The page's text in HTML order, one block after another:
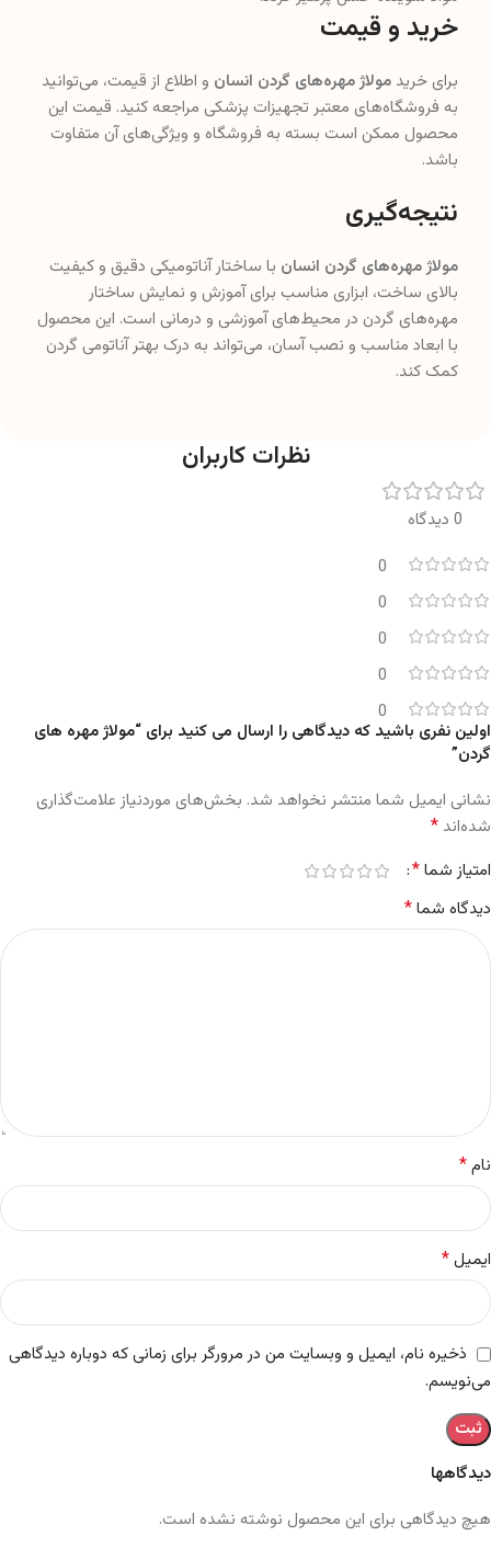
خرید و قیمت
برای خرید مولاژ مهره‌های گردن انسان و اطلاع از قیمت، می‌توانید
به فروشگاه‌های معتبر تجهیزات پزشکی مراجعه کنید. قیمت این
محصول ممکن است بسته به فروشگاه و ویژگی‌های آن متفاوت
باشد.
نتیجه‌گیری
مولاژ مهره‌های گردن انسان با ساختار آناتومیکی دقیق و کیفیت
بالای ساخت، ابزاری مناسب برای آموزش و نمایش ساختار
مهره‌های گردن در محیط‌های آموزشی و درمانی است. این محصول
با ابعاد مناسب و نصب آسان، می‌تواند به درک بهتر آناتومی گردن
کمک کند.
نظرات کاربران
0 دیدگاه
0
0
0
0
0
دیدگاهها
هیچ دیدگاهی برای این محصول نوشته نشده است.
اولین نفری باشید که دیدگاهی را ارسال می کنید برای “مولاژ مهره های
گردن”
نشانی ایمیل شما منتشر نخواهد شد. بخش‌های موردنیاز علامت‌گذاری
شده‌اند *
امتیاز شما*
دیدگاه شما*
نام*
ایمیل*
ذخیره نام، ایمیل و وبسایت من در مرورگر برای زمانی که دوباره دیدگاهی
می‌نویسم.